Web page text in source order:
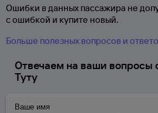
Ошибки в данных пассажира не
с ошибкой и купите новый.
Больше полезных вопросов и
Отвечаем на ваши вопросы
Туту
Ваше имя